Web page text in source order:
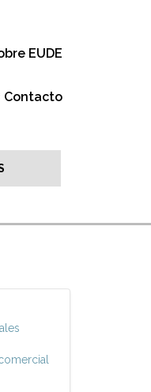
EUDE
Contacto